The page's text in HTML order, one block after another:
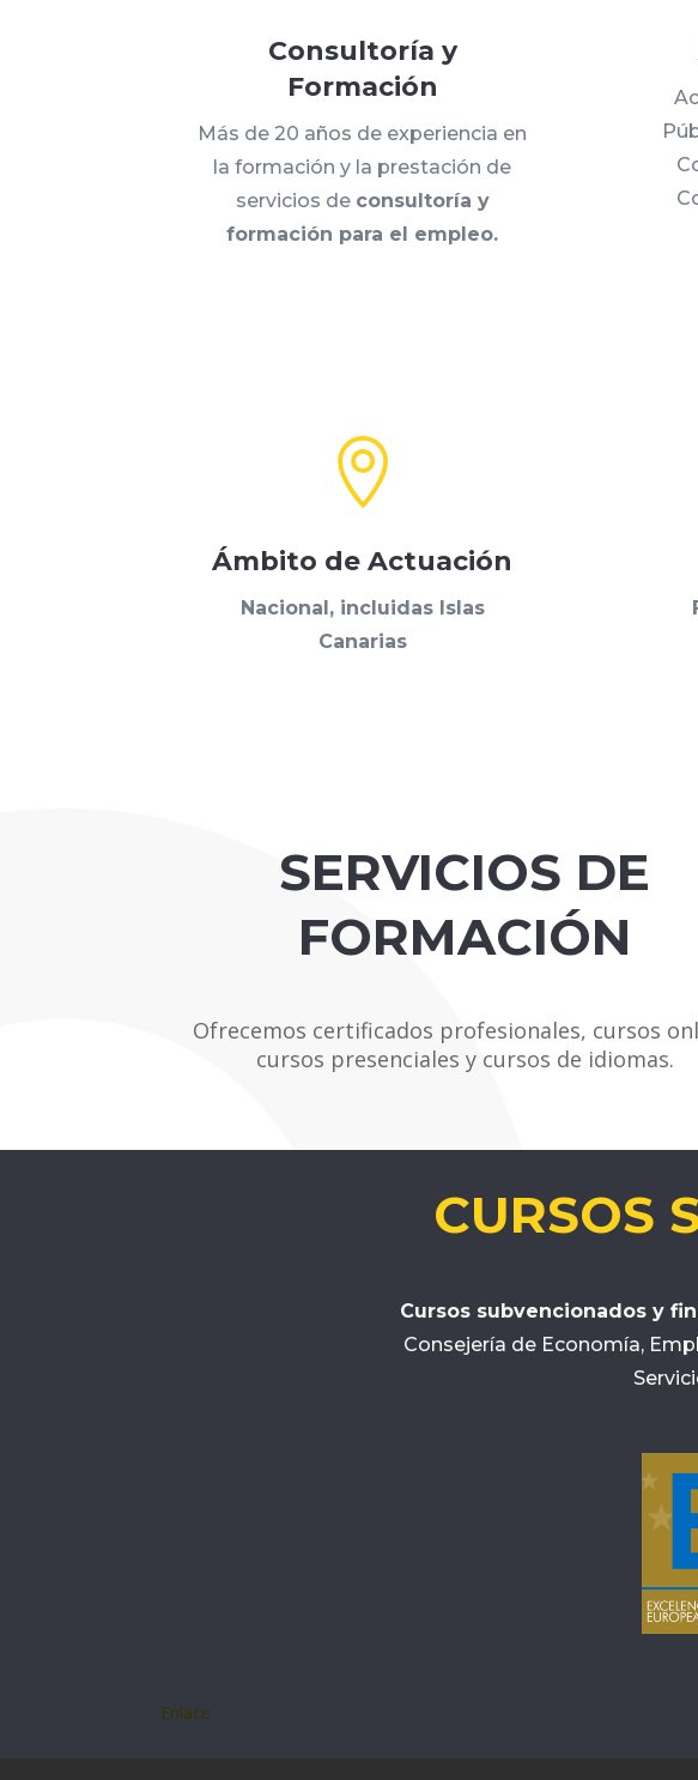
Consultoría y
Formación
Más de 20 años de experiencia en
la formación y la prestación de
servicios de consultoría y
formación para el empleo.

Ámbito de Actuación
Nacional, incluidas Islas
Canarias
SERVICIOS DE
FORMACIÓN
Ofrecemos certificados profesionales, cursos
cursos presenciales y cursos de idiomas.
CURSOS
Cursos subvencionados y
Consejería de Economía,
Enlace